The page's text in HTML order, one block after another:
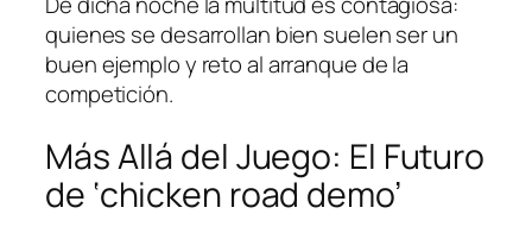
quienes se desarrollan bien suelen ser un
buen ejemplo y reto al arranque de la
competición.
Más Allá del Juego: El Futuro
de ‘chicken road demo’